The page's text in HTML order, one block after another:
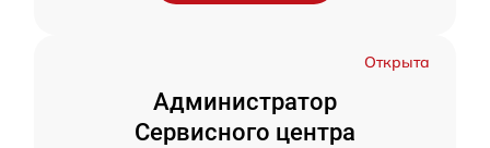
Открыта
Администратор
Сервисного центра